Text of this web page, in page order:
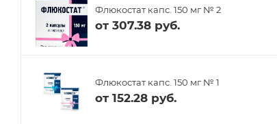
Флюкостат капс. 150 мг № 2
от 307.38 руб.
Флюкостат капс. 150 мг № 1
от 152.28 руб.